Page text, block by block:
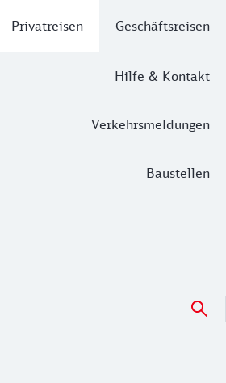
Privatreisen Geschäftsreisen
Hilfe & Kontakt
Verkehrsmeldungen
Baustellen